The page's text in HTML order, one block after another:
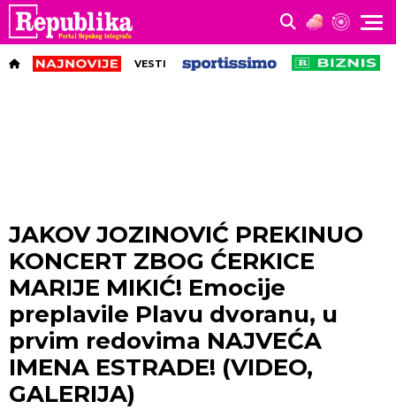
VESTI
JAKOV JOZINOVIĆ PREKINUO
KONCERT ZBOG ĆERKICE
MARIJE MIKIĆ! Emocije
preplavile Plavu dvoranu, u
prvim redovima NAJVEĆA
IMENA ESTRADE! (VIDEO,
GALERIJA)